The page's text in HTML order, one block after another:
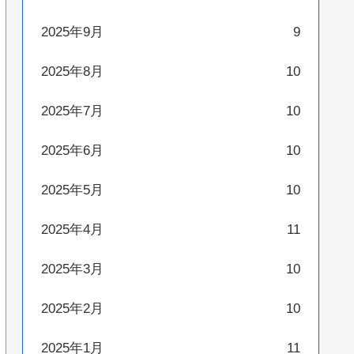
2025年9月 9
2025年8月 10
2025年7月 10
2025年6月 10
2025年5月 10
2025年4月 11
2025年3月 10
2025年2月 10
2025年1月 11